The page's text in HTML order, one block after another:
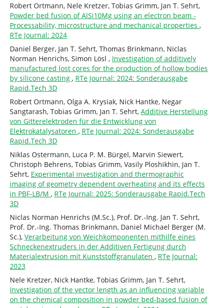
Robert Ortmann, Nele Kretzer, Tobias Grimm, Jan T. Sehrt,
Powder bed fusion of AlSi10Mg using an electron beam -
Processability, microstructure and mechanical properties ,
RTe Journal: 2024
Daniel Berger, Jan T. Sehrt, Thomas Brinkmann, Niclas
Norman Henrichs, Simon Lösl , Investigation of additively
manufactured lost cores for the production of hollow bodies
by silicone casting , RTe Journal: 2024: Sonderausgabe
Rapid.Tech 3D
Robert Ortmann, Olga A. Krysiak, Nick Hantke, Negar
Sangtarash, Tobias Grimm, Jan T. Sehrt, Additive Herstellung
von Gitterelektroden für die Entwicklung von
Elektrokatalysatoren , RTe Journal: 2024: Sonderausgabe
Rapid.Tech 3D
Niklas Ostermann, Luca P. M. Bürgel, Marvin Siewert,
Christoph Behrens, Tobias Grimm, Vasily Ploshikhin, Jan T.
Sehrt, Experimental investigation and thermographic
imaging of geometry dependent overheating and its effects
in PBF-LB/M , RTe Journal: 2025: Sonderausgabe Rapid.Tech
3D
Niclas Norman Henrichs (M.Sc.), Prof. Dr.-Ing. Jan T. Sehrt,
Prof. Dr.-Ing. Thomas Brinkmann, Daniel Michael Berger (M.
Sc.), Verarbeitung von Weichkomponenten mithilfe eines
Schneckenextruders in der Additiven Fertigung durch
Materialextrusion mit Kunststoffgranulaten , RTe Journal:
2023
Nele Kretzer, Nick Hantke, Tobias Grimm, Jan T. Sehrt,
Investigation of the vector length as an influencing variable
on the chemical composition in powder bed-based fusion of